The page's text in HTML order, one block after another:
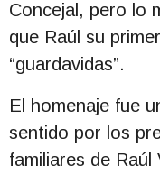
Concejal, pero lo
que Raúl su
“guardavidas”.
El homenaje fue
sentido por los
familiares de Raúl